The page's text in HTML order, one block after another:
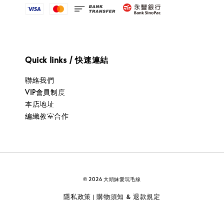
Quick links / 快速連結
聯絡我們
VIP會員制度
本店地址
編織教室合作
© 2026 大頭妹愛玩毛線
隱私政策 |購物須知 & 退款規定